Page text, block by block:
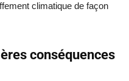
climatique de façon
conséquences